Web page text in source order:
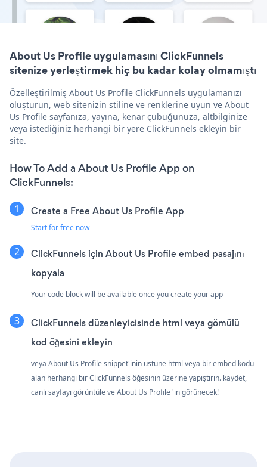
About Us Profile uygulamasını ClickFunnels
sitenize yerleştirmek hiç bu kadar kolay olmamıştı
Özelleştirilmiş About Us Profile ClickFunnels uygulamanızı
oluşturun, web sitenizin stiline ve renklerine uyun ve About
Us Profile sayfanıza, yayına, kenar çubuğunuza, altbilginize
veya istediğiniz herhangi bir yere ClickFunnels ekleyin bir
site.
How To Add a About Us Profile App on
ClickFunnels:
Create a Free About Us Profile App
Start for free now
ClickFunnels için About Us Profile embed pasajını
kopyala
Your code block will be available once you create your app
ClickFunnels düzenleyicisinde html veya gömülü
kod öğesini ekleyin
veya About Us Profile snippet'inin üstüne html veya bir embed kodu
alan herhangi bir ClickFunnels öğesinin üzerine yapıştırın. kaydet,
canlı sayfayı görüntüle ve About Us Profile 'in görünecek!